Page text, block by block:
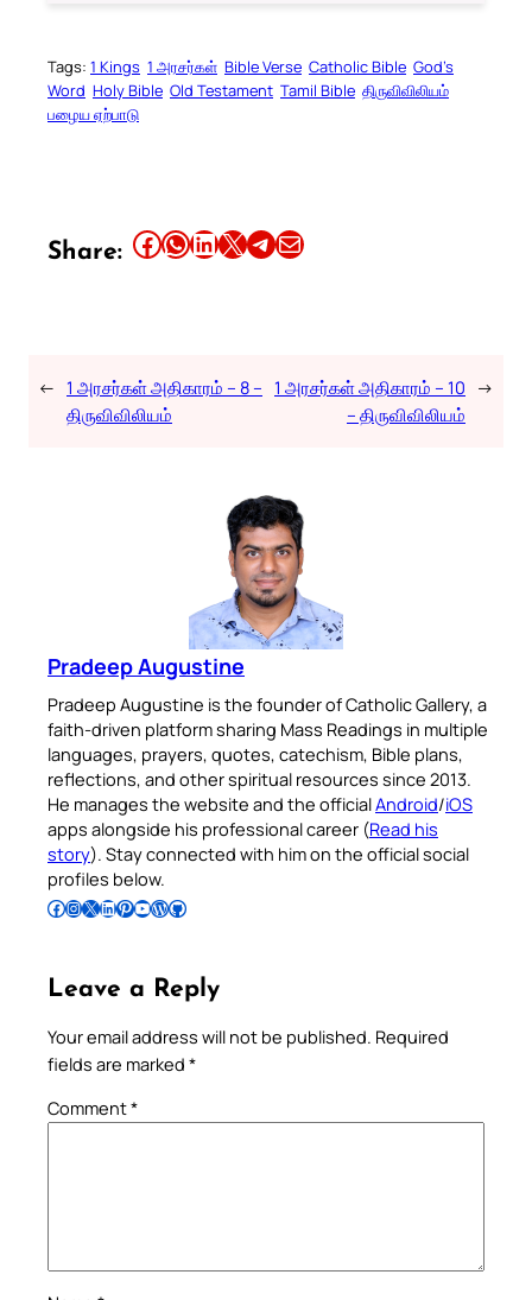
Tags: 1 Kings 1 அரசர்கள் Bible Verse Catholic Bible God’s
Word Holy Bible Old Testament Tamil Bible திருவிவிலியம்
பழைய ஏற்பாடு
Share: Share this article on Facebook Share this article on WhatsApp Share this article on LinkedIn Share this article on X Share this article on TelegramEmail this Article
← 1 அரசர்கள் அதிகாரம் – 8 –
திருவிவிலியம்
1 அரசர்கள் அதிகாரம் – 10
– திருவிவிலியம்
→
Pradeep Augustine
Pradeep Augustine is the founder of Catholic Gallery, a
faith-driven platform sharing Mass Readings in multiple
languages, prayers, quotes, catechism, Bible plans,
reflections, and other spiritual resources since 2013.
He manages the website and the officialAndroid/iOS
apps alongside his professional career (Read his
story). Stay connected with him on the official social
profiles below.
Follow Pradeep on Facebook Follow Pradeep on InstagramFollow Pradeep on X Follow Pradeep on LinkedIn Follow Pradeep on Pinterest Subscribe to Pradeep’s Youtube Channel Follow Pradeep on WordPress Follow Pradeep on GitHub
Leave a Reply
Your email address will not be published. Required
fields are marked *
Comment*